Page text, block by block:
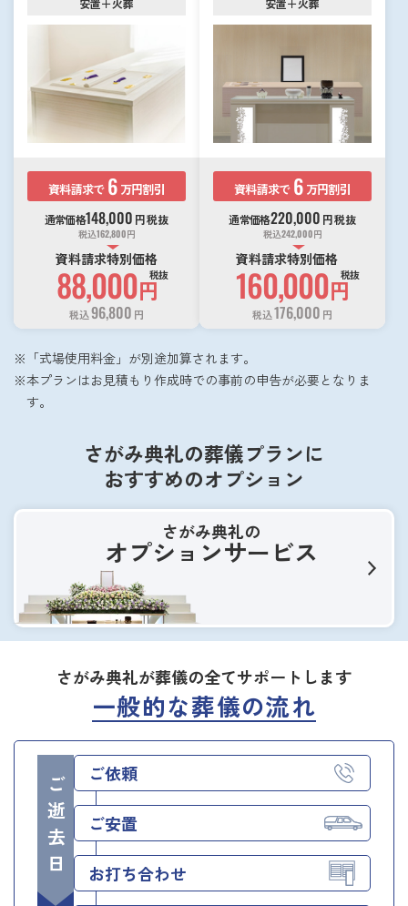
安置＋火葬
資料請求で 6 万円割引
通常価格148,000 円税抜
税込162,800円
資料請求特別価格
88,000円
税抜
税込96,800 円
安置＋火葬
資料請求で 6 万円割引
通常価格220,000 円税抜
税込242,000円
資料請求特別価格
160,000円
税抜
税込176,000 円
「式場使用料金」が別途加算されます。
本プランはお見積もり作成時での事前の申告が必要となりま
す。
さがみ典礼の葬儀プランに
おすすめのオプション
さがみ典礼の
オプションサービス
さがみ典礼が葬儀の全てサポートします
一般的な葬儀の流れ
ご逝去日 ご依頼
ご安置
お打ち合わせ